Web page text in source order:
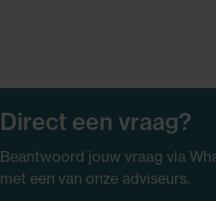
Direct een vraag?
Beantwoord jouw vraag via
met een van onze adviseurs.